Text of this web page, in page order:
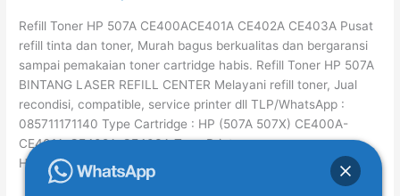
Refill Toner HP 507A CE400ACE401A CE402A CE403A Pusat
refill tinta dan toner, Murah bagus berkualitas dan bergaransi
sampai pemakaian toner cartridge habis. Refill Toner HP 507A
BINTANG LASER REFILL CENTER Melayani refill toner, Jual
recondisi, compatible, service printer dll TLP/WhatsApp :
085711171140 Type Cartridge : HP (507A 507X) CE400A-
CE401A-CE402A-CE403A Type Printer :
HP LaserJet Pro 500 M551/M575 Harga Refill : […]
CE402A
CE403A